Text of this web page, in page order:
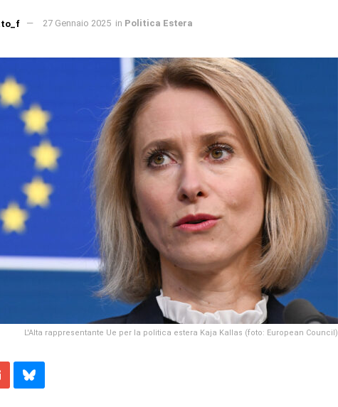
27 Gennaio 2025 in Politica Estera
L'Alta rappresentante Ue per la politica estera Kaja Kallas (foto: European Council)